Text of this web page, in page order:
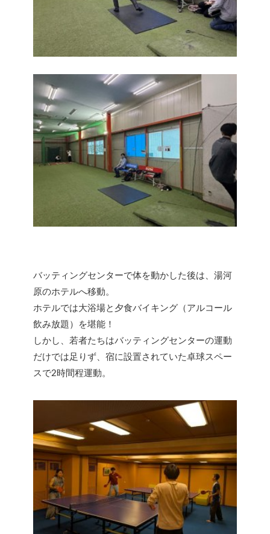
バッティングセンターで体を動かした後は、湯河
原のホテルへ移動。
ホテルでは大浴場と夕食バイキング（アルコール
飲み放題）を堪能！
しかし、若者たちはバッティングセンターの運動
だけでは足りず、宿に設置されていた卓球スペー
スで2時間程運動。